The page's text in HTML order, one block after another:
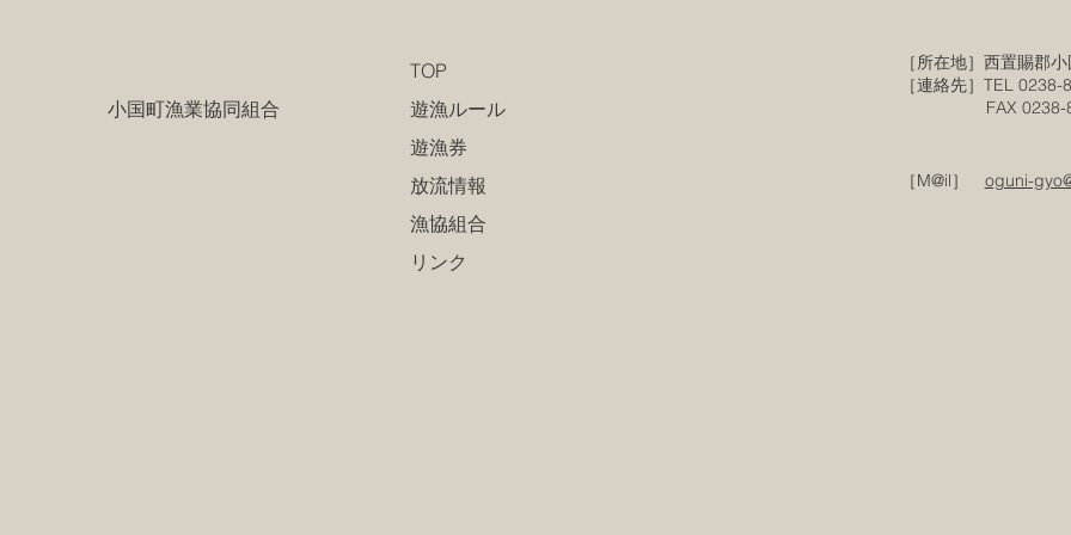
小国町漁業協同組合
TOP
遊漁ルール
遊漁券
放流情報
漁協組合
リンク
［所在地］西置賜郡
［連絡先］TEL
FAX 0238-
［M@il］ oguni-